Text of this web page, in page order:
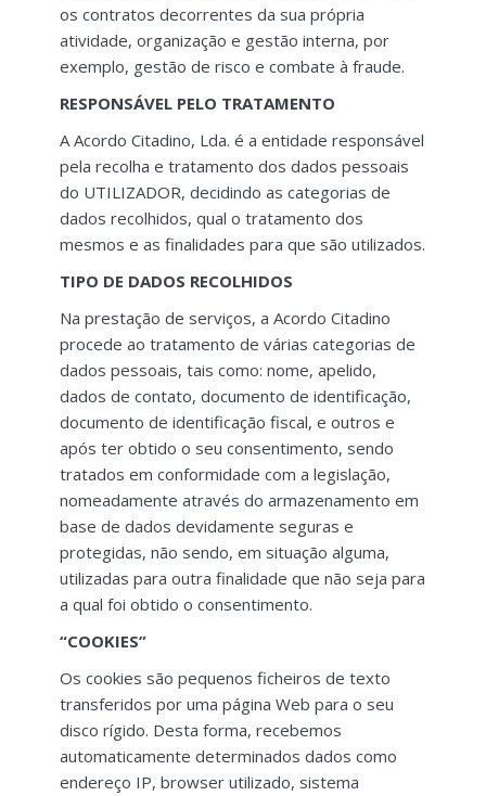
os contratos decorrentes da sua própria
atividade, organização e gestão interna, por
exemplo, gestão de risco e combate à fraude.
RESPONSÁVEL PELO TRATAMENTO
A Acordo Citadino, Lda. é a entidade responsável
pela recolha e tratamento dos dados pessoais
do UTILIZADOR, decidindo as categorias de
dados recolhidos, qual o tratamento dos
mesmos e as finalidades para que são utilizados.
TIPO DE DADOS RECOLHIDOS
Na prestação de serviços, a Acordo Citadino
procede ao tratamento de várias categorias de
dados pessoais, tais como: nome, apelido,
dados de contato, documento de identificação,
documento de identificação fiscal, e outros e
após ter obtido o seu consentimento, sendo
tratados em conformidade com a legislação,
nomeadamente através do armazenamento em
base de dados devidamente seguras e
protegidas, não sendo, em situação alguma,
utilizadas para outra finalidade que não seja para
a qual foi obtido o consentimento.
“COOKIES”
Os cookies são pequenos ficheiros de texto
transferidos por uma página Web para o seu
disco rígido. Desta forma, recebemos
automaticamente determinados dados como
endereço IP, browser utilizado, sistema